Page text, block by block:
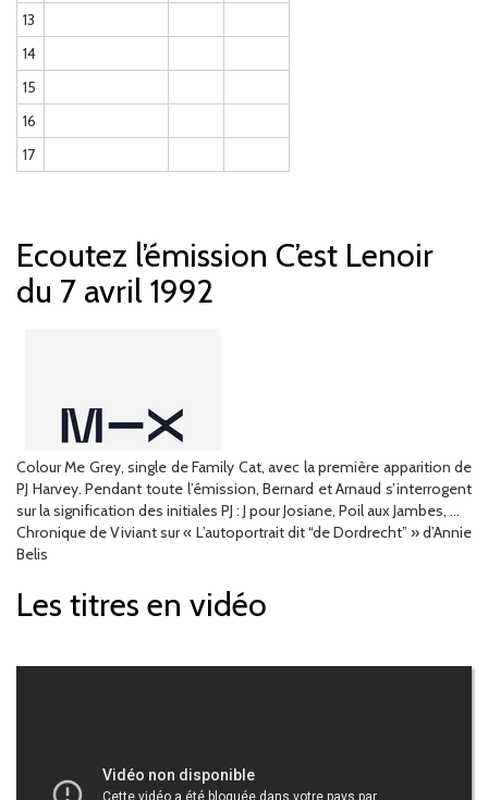
13
14
15
16
17
Ecoutez l’émission C’est Lenoir
du 7 avril 1992
Colour Me Grey, single de Family Cat, avec la première apparition de
PJ Harvey. Pendant toute l’émission, Bernard et Arnaud s’interrogent
sur la signification des initiales PJ : J pour Josiane, Poil aux Jambes, …
Chronique de Viviant sur « L’autoportrait dit “de Dordrecht” » d’Annie
Belis
Les titres en vidéo